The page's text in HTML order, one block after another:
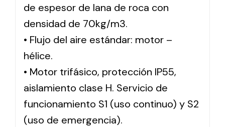
de espesor de lana de roca con
densidad de 70kg/m3.
• Flujo del aire estándar: motor –
hélice.
• Motor trifásico, protección IP55,
aislamiento clase H. Servicio de
funcionamiento S1 (uso continuo) y S2
(uso de emergencia).